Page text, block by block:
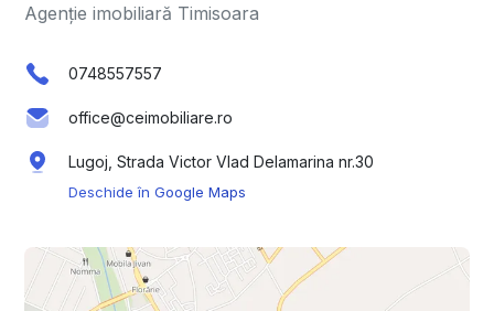
Agenție imobiliară Timisoara
0748557557
office@ceimobiliare.ro
Lugoj, Strada Victor Vlad Delamarina nr.30
Deschide în Google Maps